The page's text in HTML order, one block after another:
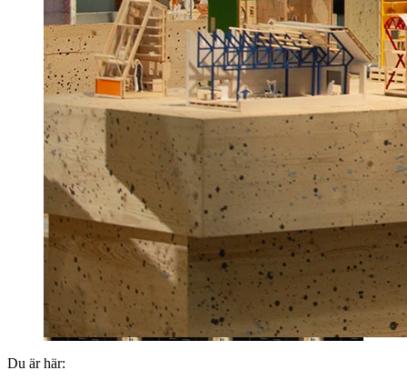
Du är här: